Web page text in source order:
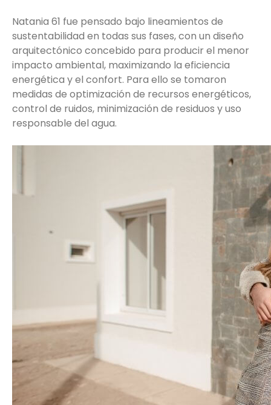
Natania 61 fue pensado bajo lineamientos de
sustentabilidad en todas sus fases, con un diseño
arquitectónico concebido para producir el menor
impacto ambiental, maximizando la eficiencia
energética y el confort. Para ello se tomaron
medidas de optimización de recursos energéticos,
control de ruidos, minimización de residuos y uso
responsable del agua.